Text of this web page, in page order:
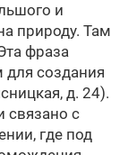
и
природу. Там
фраза
создания
д. 24).
связано с
где под